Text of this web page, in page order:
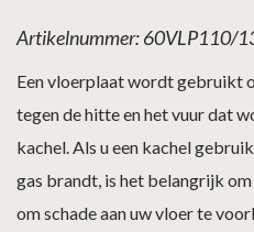
Artikelnummer: 60VLP110/
Een vloerplaat wordt gebruikt
tegen de hitte en het vuur dat
kachel. Als u een kachel
gas brandt, is het belangrijk
om schade aan uw vloer te